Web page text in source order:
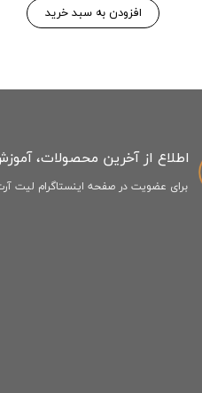
افزودن به سبد خرید
اطلاع از آخرین محصولات،
برای عضویت در صفحه اینستاگرام لیت